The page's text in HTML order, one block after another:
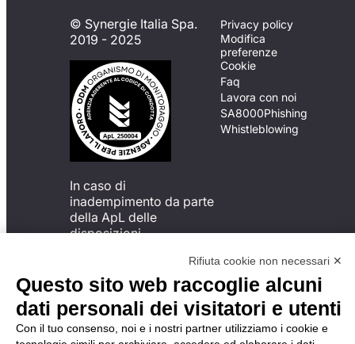
© Synergie Italia Spa.
2019 - 2025
In caso di
inadempimento da parte
della ApL delle
disposizioni
possibile presentare un
reclamo
all’Organismo di
Monitoraggio utilizzando
una delle modalità
Privacy policy
Modifica
preferenze
Cookie
Faq
Lavora con noi
SA8000Phishing
Whistleblowing
Rifiuta cookie non necessari ✕
Questo sito web raccoglie alcuni
dati personali dei visitatori e utenti
Con il tuo consenso, noi e i nostri partner utilizziamo i cookie e